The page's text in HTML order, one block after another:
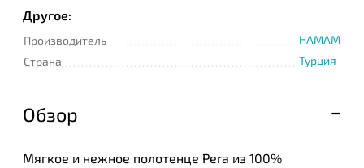
Другое:
Производитель
HAMAM
Страна
Турция
Обзор
Мягкое и нежное полотенце Pera из 100%